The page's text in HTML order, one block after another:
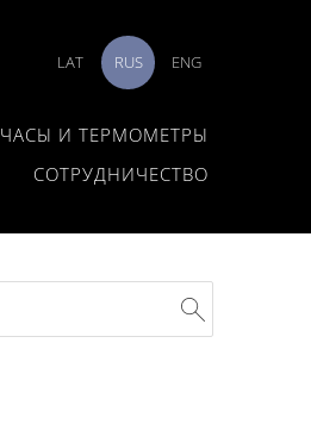
ЧАСЫ И ТЕРМОМЕТРЫ
СОТРУДНИЧЕСТВО
LAT RUS ENG